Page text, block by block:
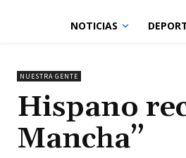
NOTICIAS
NUESTRA GENTE
Hispano
Mancha”